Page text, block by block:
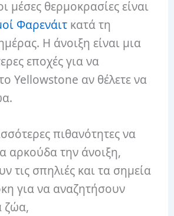
μέσες θερμοκρασίες είναι
Φαρενάιτ κατά τη
Η άνοιξη είναι μια
εποχές για να
Yellowstone αν θέλετε να
πιθανότητες να
αρκούδα την άνοιξη,
τις σπηλιές και τα σημεία
για να αναζητήσουν
ζώα,